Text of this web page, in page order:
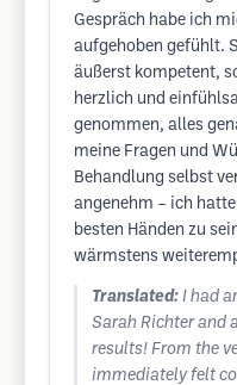
Gespräch habe ich
aufgehoben gefühlt.
äußerst kompetent,
herzlich und
genommen, alles
meine Fragen und
Behandlung selbst
angenehm – ich
besten Händen zu
wärmstens
Translated: I had
Sarah Richter and
results! From the
immediately felt